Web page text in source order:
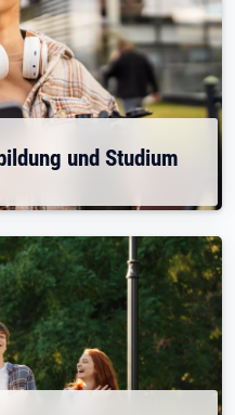
und Studium